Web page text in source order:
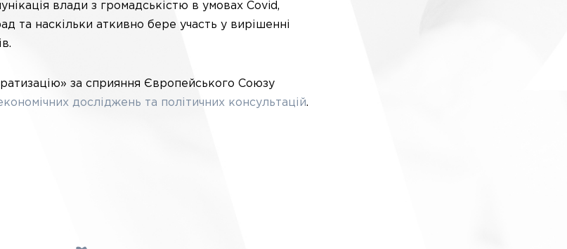
влади з громадськістю в умовах Covid,
та наскільки аткивно бере участь у вирішенні
за сприяння Європейського Союзу
економічних досліджень та політичних консультацій.